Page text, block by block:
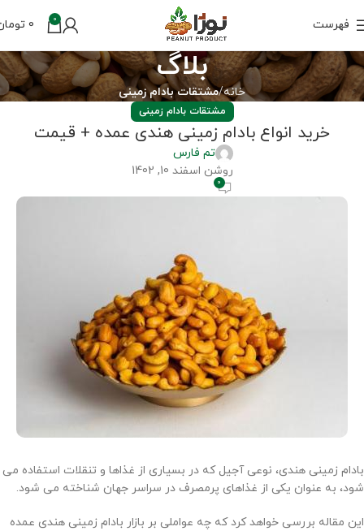
فهرست 0
0
بلاگ
خانه مشتقات بادام زمینی
مشتقات بادام زمینی
خرید انواع بادام زمینی هندی عمده + قیمت
تم فارس
روشن اسفند 10, 1402
0
بادام زمینی هندی، نوعی آجیل که در بسیاری از غذاها و تنقلات استفاده می
شود، به عنوان یکی از غذاهای پرمصرف در سراسر جهان شناخته می شود.
این مقاله بررسی خواهد کرد که چه عواملی بر بازار بادام زمینی هندی عمده